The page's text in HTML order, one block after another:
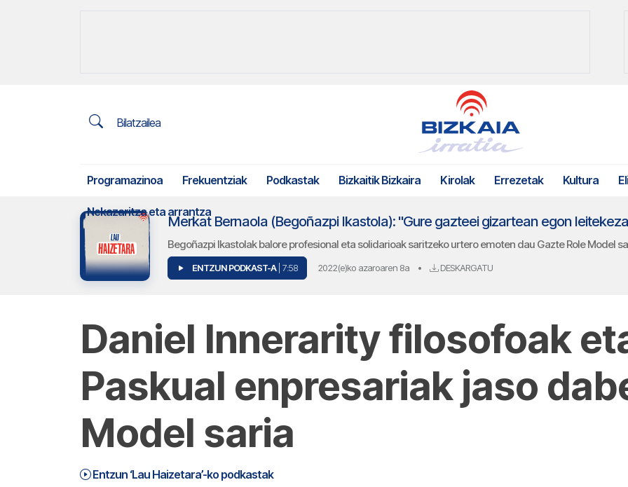
Bilatzailea
Programazinoa Frekuentziak Podkastak Bizkaitik Bizkaira Kirolak Errezetak Kultura
Nekazaritza eta arrantza
Merkat Bernaola (Begoñazpi Ikastola): "Gure gazteei gizartean egon
Begoñazpi Ikastolak balore profesional eta solidarioak saritzeko urtero emoten dau Gazte Role Model
ENTZUN PODKAST-A | 7:58 2022(e)ko azaroaren 8a • DESKARGATU
Daniel Innerarity filosofoak
Paskual enpresariak jaso
Model saria
Entzun ‘Lau Haizetara’-ko podkastak